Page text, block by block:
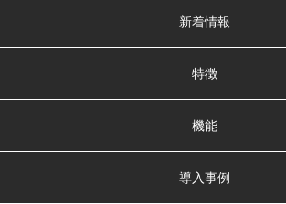
新着情報
特徴
機能
導入事例